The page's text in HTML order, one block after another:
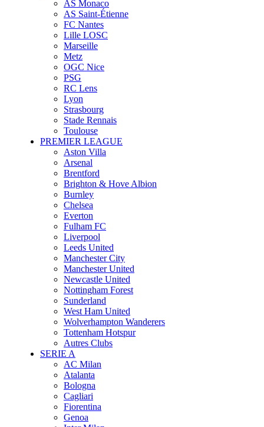
AS Monaco
AS Saint-Étienne
FC Nantes
Lille LOSC
Marseille
Metz
OGC Nice
PSG
RC Lens
Lyon
Strasbourg
Stade Rennais
Toulouse
PREMIER LEAGUE
Aston Villa
Arsenal
Brentford
Brighton & Hove Albion
Burnley
Chelsea
Everton
Fulham FC
Liverpool
Leeds United
Manchester City
Manchester United
Newcastle United
Nottingham Forest
Sunderland
West Ham United
Wolverhampton Wanderers
Tottenham Hotspur
Autres Clubs
SERIE A
AC Milan
Atalanta
Bologna
Cagliari
Fiorentina
Genoa